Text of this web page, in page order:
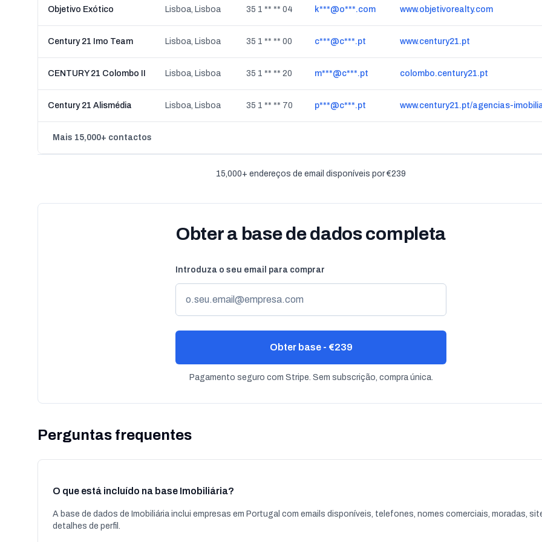
Objetivo Exótico Lisboa, Lisboa 35 1 ** ** 04 k***@o***.com www.objetivorealty.com
Century 21 Imo Team Lisboa, Lisboa 35 1 ** ** 00 c***@c***.pt www.century21.pt
CENTURY 21 Colombo II Lisboa, Lisboa 35 1 ** ** 20 m***@c***.pt colombo.century21.pt
Century 21 Alismédia Lisboa, Lisboa 35 1 ** ** 70 p***@c***.pt
Mais 15,000+ contactos
15,000+ endereços de email disponíveis por €239
Obter a base de dados completa
Introduza o seu email para comprar
Obter base - €239
Pagamento seguro com Stripe. Sem subscrição, compra única.
Perguntas frequentes
O que está incluído na base Imobiliária?
A base de dados de Imobiliária inclui empresas em Portugal com emails disponíveis, telefones, nomes comerciais, moradas,
detalhes de perfil.